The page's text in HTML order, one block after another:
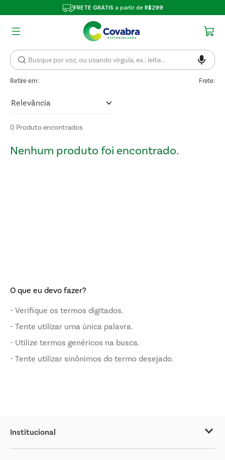
FRETE GRÁTIS a partir de R$299
Retire em: Frete:
Relevância
0 Produto
O que eu devo fazer?
Verifique os termos digitados.
Tente utilizar uma única palavra.
Utilize termos genéricos na busca.
Tente utilizar sinônimos do termo desejado.
Institucional
Sobre o Covabra